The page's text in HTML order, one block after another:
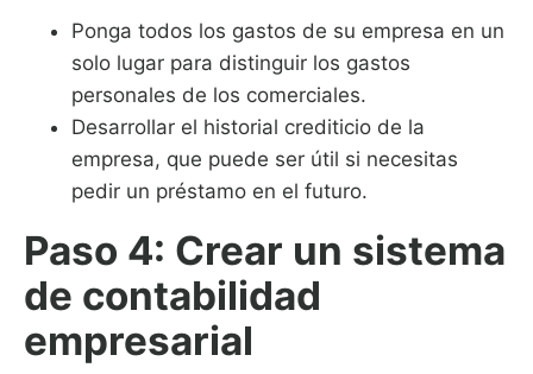
Ponga todos los gastos de su empresa en un
solo lugar para distinguir los gastos
personales de los comerciales.
Desarrollar el historial crediticio de la
empresa, que puede ser útil si necesitas
pedir un préstamo en el futuro.
Paso 4: Crear un sistema
de contabilidad
empresarial